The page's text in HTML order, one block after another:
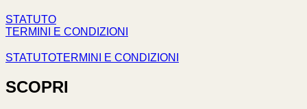
STATUTO
TERMINI E CONDIZIONI
STATUTOTERMINI E CONDIZIONI
SCOPRI